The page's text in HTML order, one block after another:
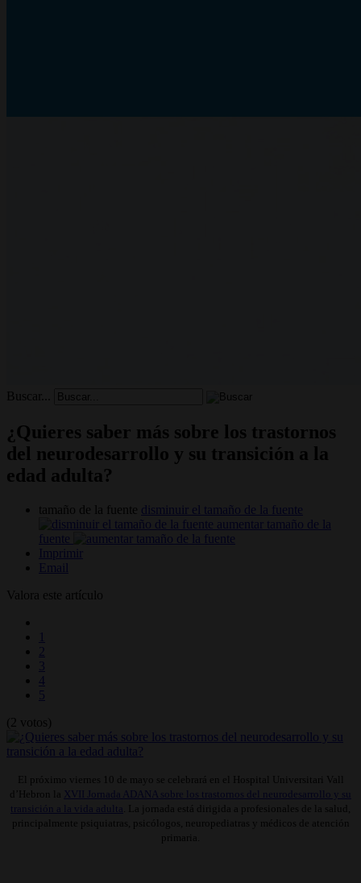
Buscar...
¿Quieres saber más sobre los trastornos
del neurodesarrollo y su transición a la
edad adulta?
tamaño de la fuente disminuir el tamaño de la fuente
aumentar tamaño de la
fuente
Imprimir
Email
Valora este artículo
1
2
3
4
5
(2 votos)
El próximo viernes 10 de mayo se celebrará en el Hospital Universitari Vall
d’Hebron la
XVII Jornada ADANA sobre los trastornos del neurodesarrollo y su
transición a la vida adulta
. La jornada está dirigida a profesionales de la salud,
principalmente psiquiatras, psicólogos, neuropediatras y médicos de atención
primaria.